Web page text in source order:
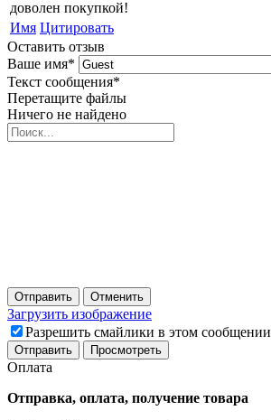
доволен покупкой!
Имя Цитировать
Оставить отзыв
Ваше имя*
Текст сообщения*
Перетащите файлы
Ничего не найдено
Отправить Отменить
Загрузить изображение
Разрешить смайлики в этом сообщении
Оплата
Отправка, оплата, получение товара